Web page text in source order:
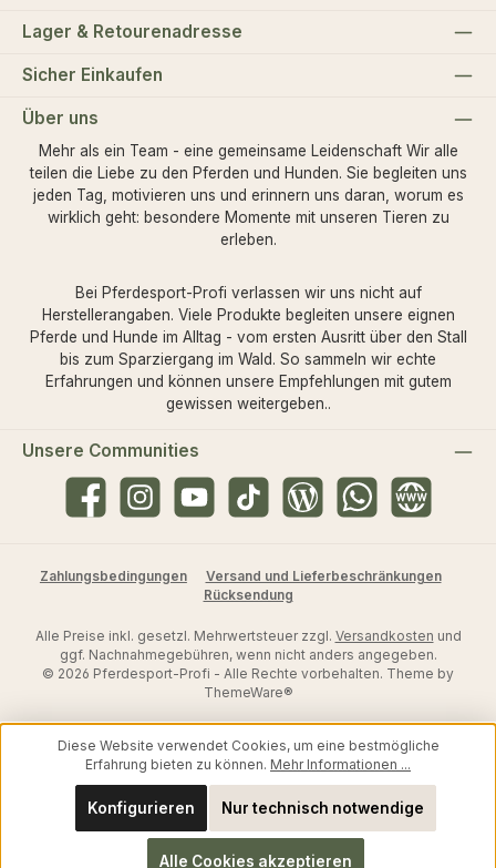
Lager & Retourenadresse
Sicher Einkaufen
Über uns
Mehr als ein Team - eine gemeinsame Leidenschaft Wir alle
teilen die Liebe zu den Pferden und Hunden. Sie begleiten uns
jeden Tag, motivieren uns und erinnern uns daran, worum es
wirklich geht: besondere Momente mit unseren Tieren zu
erleben.
Bei Pferdesport-Profi verlassen wir uns nicht auf
Herstellerangaben. Viele Produkte begleiten unsere eignen
Pferde und Hunde im Alltag - vom ersten Ausritt über den Stall
bis zum Sparziergang im Wald. So sammeln wir echte
Erfahrungen und können unsere Empfehlungen mit gutem
gewissen weitergeben..
Unsere Communities
FacebookInstagramYouTube TikTok Blog WhatsAppWebsite
Zahlungsbedingungen
Versand und Lieferbeschränkungen
Rücksendung
Alle Preise inkl. gesetzl. Mehrwertsteuer zzgl. Versandkosten und
ggf. Nachnahmegebühren, wenn nicht anders angegeben.
© 2026 Pferdesport-Profi - Alle Rechte vorbehalten. Theme by
ThemeWare®
Diese Website verwendet Cookies, um eine bestmögliche
Erfahrung bieten zu können. Mehr Informationen ...
Nur technisch notwendige
Konfigurieren
Alle Cookies akzeptieren